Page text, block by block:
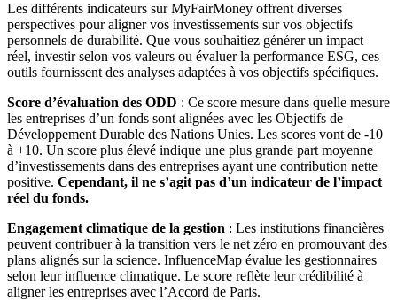
Les différents indicateurs sur MyFairMoney offrent diverses
perspectives pour aligner vos investissements sur vos objectifs
personnels de durabilité. Que vous souhaitiez générer un impact
réel, investir selon vos valeurs ou évaluer la performance ESG, ces
outils fournissent des analyses adaptées à vos objectifs spécifiques.
Score d’évaluation des ODD : Ce score mesure dans quelle mesure
les entreprises d’un fonds sont alignées avec les Objectifs de
Développement Durable des Nations Unies. Les scores vont de -10
à +10. Un score plus élevé indique une plus grande part moyenne
d’investissements dans des entreprises ayant une contribution nette
positive. Cependant, il ne s’agit pas d’un indicateur de l’impact
réel du fonds.
Engagement climatique de la gestion : Les institutions financières
peuvent contribuer à la transition vers le net zéro en promouvant des
plans alignés sur la science. InfluenceMap évalue les gestionnaires
selon leur influence climatique. Le score reflète leur crédibilité à
aligner les entreprises avec l’Accord de Paris.